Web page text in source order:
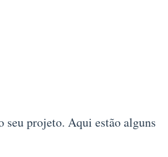
seu projeto. Aqui estão alguns